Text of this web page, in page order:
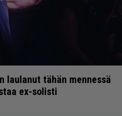
laulanut tähän mennessä
ex-solisti